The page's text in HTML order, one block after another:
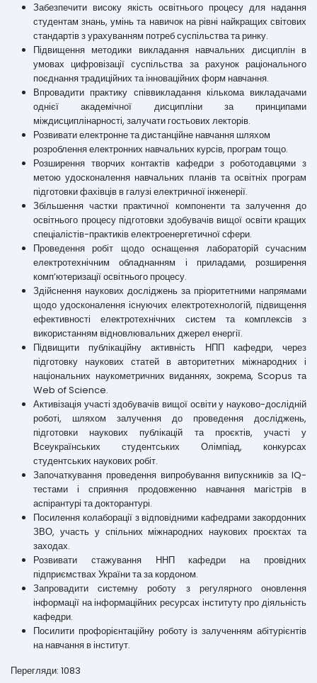
Забезпечити високу якість освітнього процесу для надання
студентам знань, умінь та навичок на рівні найкращих світових
стандартів з урахуванням потреб суспільства та ринку.
Підвищення методики викладання навчальних дисциплін в
умовах цифровізації суспільства за рахунок раціонального
поєднання традиційних та інноваційних форм навчання.
Впровадити практику співвикладання кількома викладачами
однієї академічної дисципліни за принципами
міждисциплінарності, залучати гостьових лекторів.
Розвивати електронне та дистанційне навчання шляхом
розроблення електронних навчальних курсів, програм тощо.
Розширення творчих контактів кафедри з роботодавцями з
метою удосконалення навчальних планів та освітніх програм
підготовки фахівців в галузі електричної інженерії.
Збільшення частки практичної компоненти та залучення до
освітнього процесу підготовки здобувачів вищої освіти кращих
спеціалістів-практиків електроенергетичної сфери.
Проведення робіт щодо оснащення лабораторій сучасним
електротехнічним обладнанням і приладами, розширення
комп’ютеризації освітнього процесу.
Здійснення наукових досліджень за пріоритетними напрямами
щодо удосконалення існуючих електротехнологій, підвищення
ефективності електротехнічних систем та комплексів з
використанням відновлювальних джерел енергії.
Підвищити публікаційну активність НПП кафедри, через
підготовку наукових статей в авторитетних міжнародних і
національних наукометричних виданнях, зокрема, Scopus та
Web of Science.
Активізація участі здобувачів вищої освіти у науково-дослідній
роботі, шляхом залучення до проведення досліджень,
підготовки наукових публікацій та проєктів, участі у
Всеукраїнських студентських Олімпіад, конкурсах
студентських наукових робіт.
Започаткування проведення випробування випускників за IQ-
тестами і сприяння продовженню навчання магістрів в
аспірантурі та докторантурі.
Посилення колаборації з відповідними кафедрами закордонних
ЗВО, участь у спільних міжнародних наукових проєктах та
заходах.
Розвивати стажування ННП кафедри на провідних
підприємствах України та за кордоном.
Запровадити системну роботу з регулярного оновлення
інформації на інформаційних ресурсах інституту про діяльність
кафедри.
Посилити профорієнтаційну роботу із залученням абітурієнтів
на навчання в інститут.
Перегляди: 1083